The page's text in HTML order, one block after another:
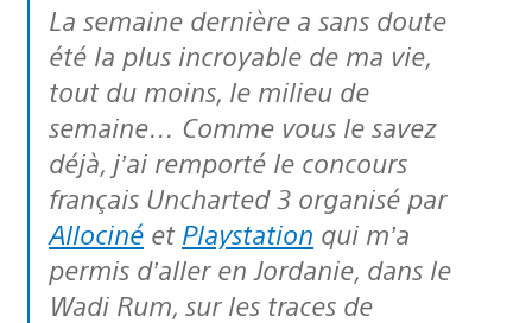
La semaine dernière a sans doute
été la plus incroyable de ma vie,
tout du moins, le milieu de
semaine… Comme vous le savez
déjà, j’ai remporté le concours
français Uncharted 3 organisé par
Allociné et Playstation qui m’a
permis d’aller en Jordanie, dans le
Wadi Rum, sur les traces de